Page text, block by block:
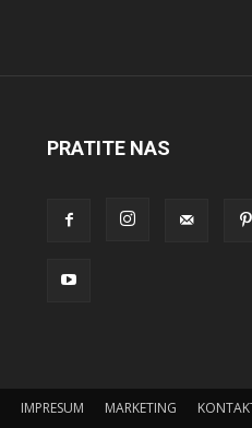
PRATITE NAS
IMPRESUM MARKETING